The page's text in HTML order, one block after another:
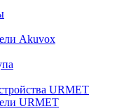
Akuvox
URMET
URMET